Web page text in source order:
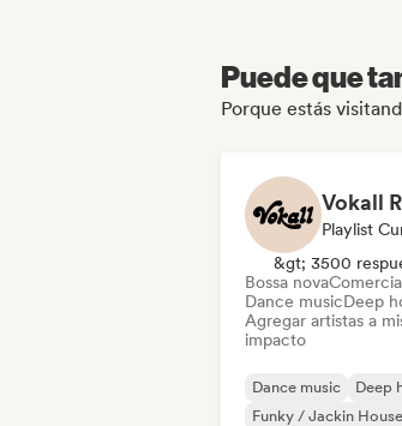
Puede que
Porque estás
Vokall
Playlist
&gt; 3500
Bossa nova
Dance musicDeep
Agregar artistas a
impacto
Dance music Deep
Funky / Jackin House